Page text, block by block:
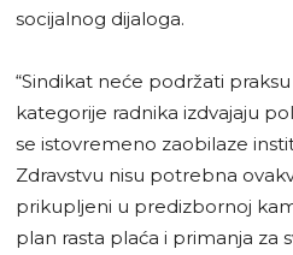
socijalnog dijaloga.
“Sindikat neće podržati
kategorije radnika izdvajaju
se istovremeno zaobilaze
Zdravstvu nisu potrebna
prikupljeni u predizbornoj
plan rasta plaća i primanja za